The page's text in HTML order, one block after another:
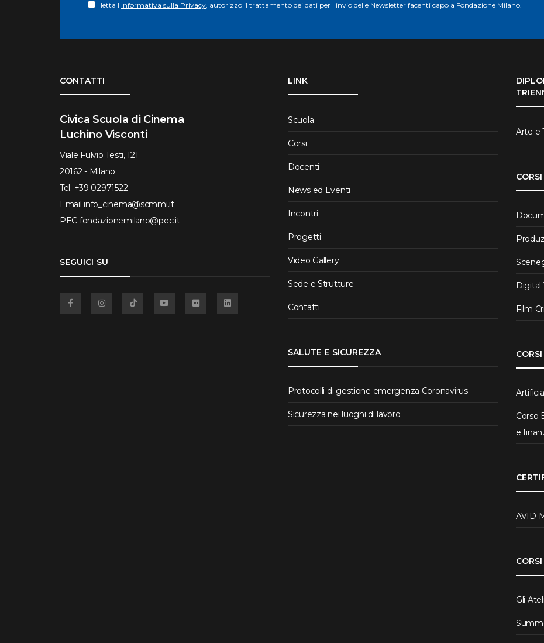
letta l'Informativa sulla Privacy, autorizzo il trattamento dei dati per l'invio delle Newsletter facenti capo a Fondazione Milano.
CONTATTI
Civica Scuola di Cinema
Luchino Visconti
Viale Fulvio Testi, 121
20162 - Milano
Tel. +39 02971522
Email info_cinema@scmmi.it
PEC fondazionemilano@pec.it
SEGUICI SU
LINK
Scuola
Corsi
Docenti
News ed Eventi
Incontri
Progetti
Video Gallery
Sede e Strutture
Contatti
SALUTE E SICUREZZA
Protocolli di gestione emergenza Coronavirus
Sicurezza nei luoghi di lavoro
Arte e
Digital
Film
Corso
e
AVID
Gli